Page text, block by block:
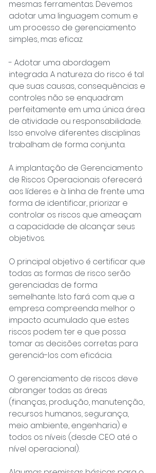
mesmas ferramentas. Devemos
adotar uma linguagem comum e
um processo de gerenciamento
simples, mas eficaz.
- Adotar uma abordagem
integrada. A natureza do risco é tal
que suas causas, consequências e
controles não se enquadram
perfeitamente em uma única área
de atividade ou responsabilidade.
Isso envolve diferentes disciplinas
trabalham de forma conjunta.
A implantação de Gerenciamento
de Riscos Operacionais oferecerá
aos líderes e à linha de frente uma
forma de identificar, priorizar e
controlar os riscos que ameaçam
a capacidade de alcançar seus
objetivos.
O principal objetivo é certificar que
todas as formas de risco serão
gerenciadas de forma
semelhante. Isto fará com que a
empresa compreenda melhor o
impacto acumulado que estes
riscos podem ter e que possa
tomar as decisões corretas para
gerenciá-los com eficácia.
O gerenciamento de riscos deve
abranger todas as áreas
(finanças, produção, manutenção,
recursos humanos, segurança,
meio ambiente, engenharia) e
todos os níveis (desde CEO até o
nível operacional).